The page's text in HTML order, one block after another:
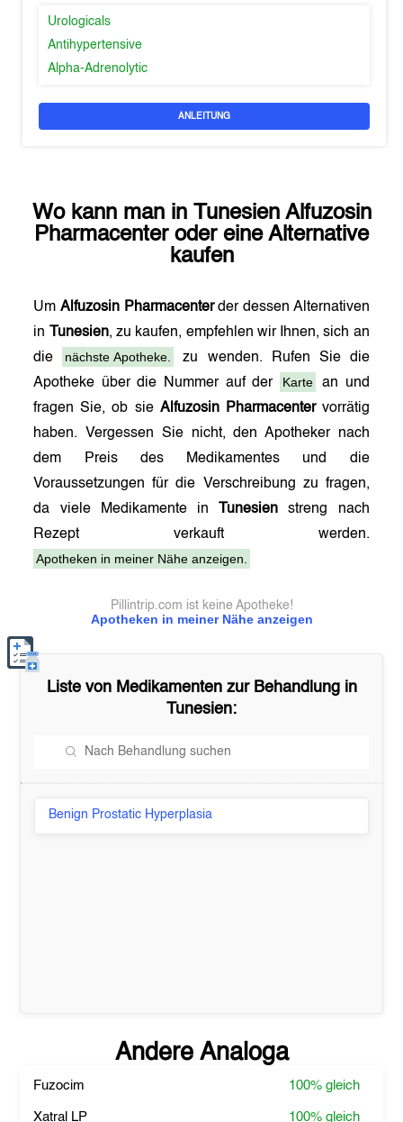
Urologicals
Antihypertensive
Alpha-Adrenolytic
ANLEITUNG
Wo kann man in Tunesien Alfuzosin
Pharmacenteroder eine Alternative
kaufen
UmAlfuzosin Pharmacenterder dessen Alternativen
in
Tunesien, zu kaufen, empfehlen wir Ihnen, sich an
die
nächste Apotheke.
zu wenden. Rufen Sie die
Apotheke über die Nummer auf der
Karte
an und
fragen Sie, ob sie Alfuzosin Pharmacentervorrätig
haben. Vergessen Sie nicht, den Apotheker nach
dem Preis des Medikamentes und die
Voraussetzungen für die Verschreibung zu fragen,
da viele Medikamente in
Tunesien streng nach
Rezept verkauft werden.
Apotheken in meiner Nähe anzeigen.
Apotheken in meiner Nähe anzeigen
Pillintrip.com ist keine Apotheke!
Liste von Medikamenten zur Behandlung in
Tunesien:
Benign Prostatic Hyperplasia
Andere Analoga
Fuzocim 100% gleich
Xatral LP 100% gleich